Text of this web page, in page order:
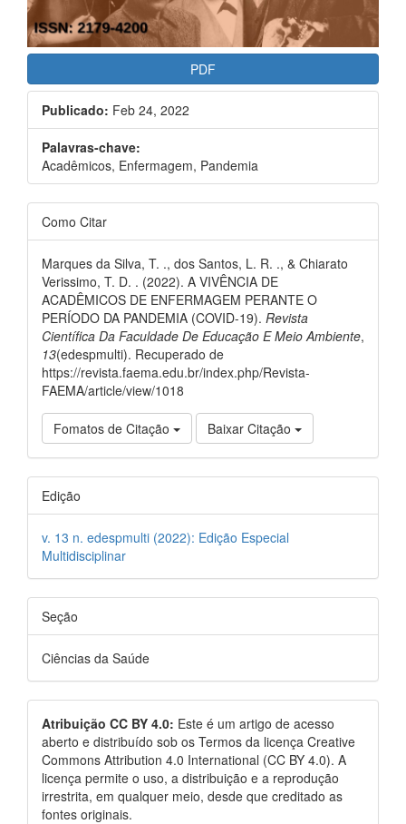
PDF
Publicado: Feb 24, 2022
Palavras-chave:
Acadêmicos, Enfermagem, Pandemia
Como Citar
Marques da Silva, T. ., dos Santos, L. R. ., & Chiarato
Verissimo, T. D. . (2022). A VIVÊNCIA DE
ACADÊMICOS DE ENFERMAGEM PERANTE O
PERÍODO DA PANDEMIA (COVID-19). Revista
Científica Da Faculdade De Educação E Meio Ambiente,
13(edespmulti). Recuperado de
https://revista.faema.edu.br/index.php/Revista-
FAEMA/article/view/1018
Fomatos de Citação Baixar Citação
Edição
v. 13 n. edespmulti (2022): Edição Especial
Multidisciplinar
Seção
Ciências da Saúde
Atribuição CC BY 4.0: Este é um artigo de acesso
aberto e distribuído sob os Termos da licença Creative
Commons Attribution 4.0 International (CC BY 4.0). A
licença permite o uso, a distribuição e a reprodução
irrestrita, em qualquer meio, desde que creditado as
fontes originais.